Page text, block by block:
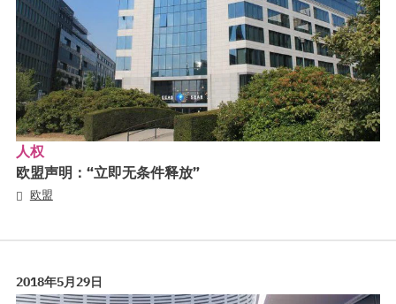
人权
欧盟声明：“立即无条件释放”
欧盟
2018年5月29日